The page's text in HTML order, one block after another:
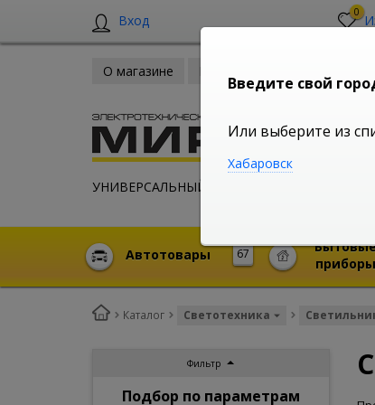
Вход 0
О магазине
УНИВЕРСАЛЬНЫЙ ИНТЕРНЕТ МАГАЗИН
67
Автотовары
приборы
Каталог Светотехника
Фильтр
Подбор по параметрам
Введите свой
Или выберите из
Хабаровск